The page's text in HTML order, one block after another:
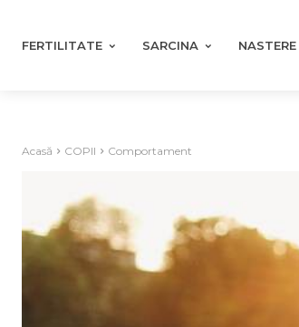
FERTILITATE SARCINA NASTERE
Acasă COPII Comportament